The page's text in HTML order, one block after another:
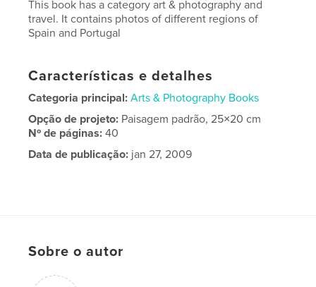
This book has a category art & photography and
travel. It contains photos of different regions of
Spain and Portugal
Características e detalhes
Categoria principal: Arts & Photography Books
Opção de projeto: Paisagem padrão, 25×20 cm
Nº de páginas:40
Data de publicação: jan 27, 2009
Sobre o autor